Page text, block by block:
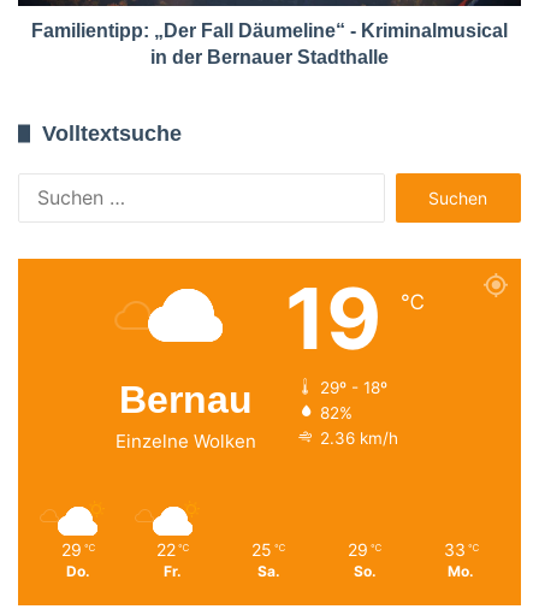
Familientipp: „Der Fall Däumeline“ - Kriminalmusical
in der Bernauer Stadthalle
Volltextsuche
nach:
Bernau
Einzelne Wolken
19 ℃
29º - 18º
82%
2.36 km/h
29 ℃
Do.
22 ℃
Fr.
25 ℃
Sa.
29 ℃
So.
33 ℃
Mo.